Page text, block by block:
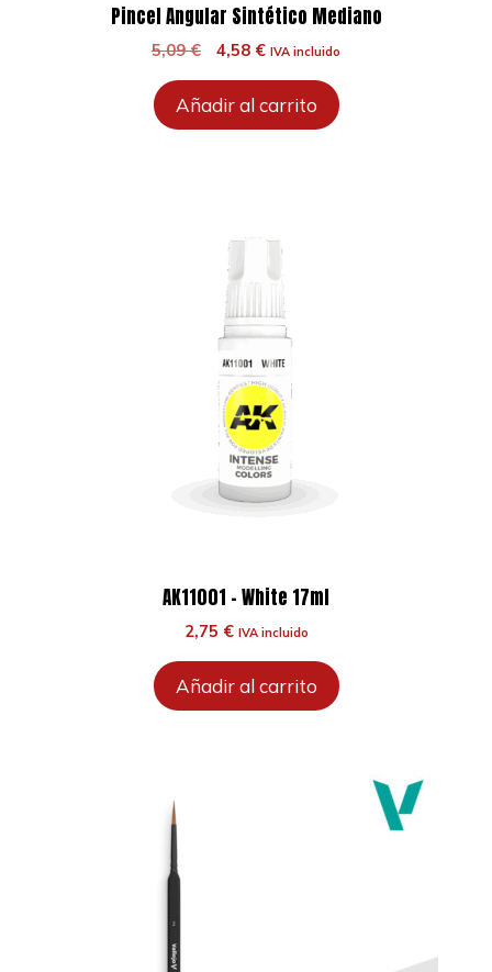
Pincel Angular Sintético Mediano
5,09€
El
original
era:
4,58 €El
actual
es:
IVA incluido
Añadir al carrito
AK11001 – White 17ml
2,75 € IVA incluido
Añadir al carrito